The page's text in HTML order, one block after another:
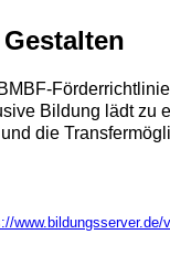
Bildung lädt zu
die